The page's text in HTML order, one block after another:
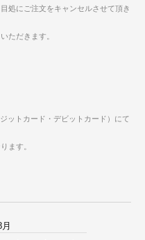
処にご注文をキャンセルさせて頂き
ただきます。
ットカード・デビットカード）にて
ます。